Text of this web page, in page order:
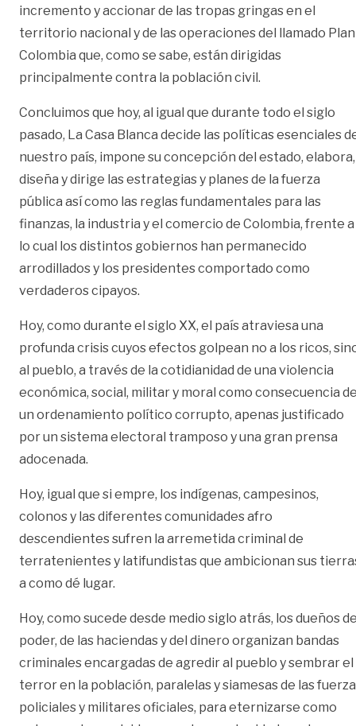
incremento y accionar de las tropas gringas en el
territorio nacional y de las operaciones del llamado Plan
Colombia que, como se sabe, están dirigidas
principalmente contra la población civil.
Concluimos que hoy, al igual que durante todo el siglo
pasado, La Casa Blanca decide las políticas esenciales
nuestro país, impone su concepción del estado, elabora,
diseña y dirige las estrategias y planes de la fuerza
pública así como las reglas fundamentales para las
finanzas, la industria y el comercio de Colombia, frente a
lo cual los distintos gobiernos han permanecido
arrodillados y los presidentes comportado como
verdaderos cipayos.
Hoy, como durante el siglo XX, el país atraviesa una
profunda crisis cuyos efectos golpean no a los ricos,
al pueblo, a través de la cotidianidad de una violencia
económica, social, militar y moral como consecuencia
un ordenamiento político corrupto, apenas justificado
por un sistema electoral tramposo y una gran prensa
adocenada.
Hoy, igual que si empre, los indígenas, campesinos,
colonos y las diferentes comunidades afro
descendientes sufren la arremetida criminal de
terratenientes y latifundistas que ambicionan sus
a como dé lugar.
Hoy, como sucede desde medio siglo atrás, los dueños
poder, de las haciendas y del dinero organizan bandas
criminales encargadas de agredir al pueblo y sembrar el
terror en la población, paralelas y siamesas de las
policiales y militares oficiales, para eternizarse como